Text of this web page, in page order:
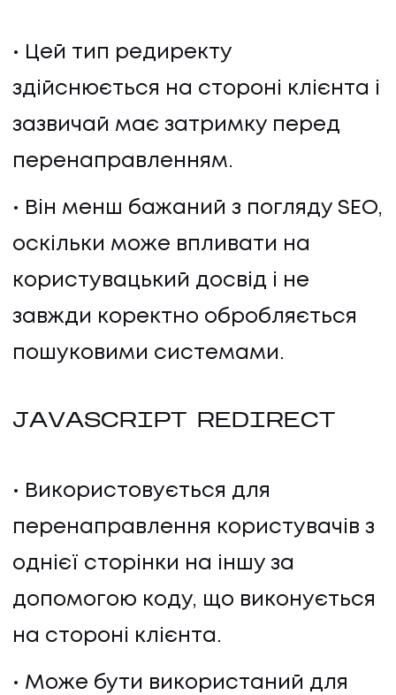
Цей тип редиректу
здійснюється на стороні клієнта і
зазвичай має затримку перед
перенаправленням.
Він менш бажаний з погляду SEO,
оскільки може впливати на
користувацький досвід і не
завжди коректно обробляється
пошуковими системами.
JAVASCRIPT REDIRECT
Використовується для
перенаправлення користувачів з
однієї сторінки на іншу за
допомогою коду, що виконується
на стороні клієнта.
Може бути використаний для